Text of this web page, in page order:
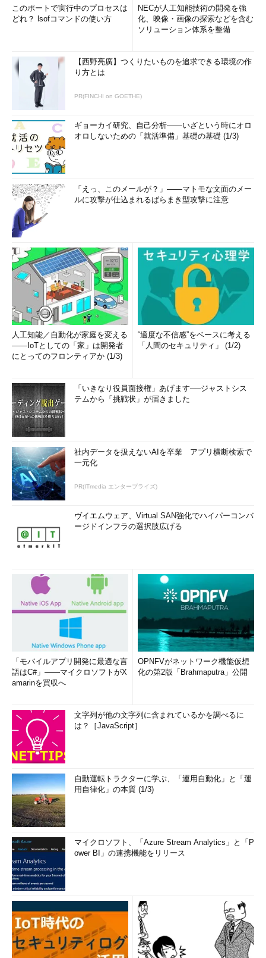
このポートで実行中のプロセスは
どれ？ lsofコマンドの使い方
NECが人工知能技術の開発を強
化、映像・画像の探索などを含む
ソリューション体系を整備
【西野亮廣】つくりたいものを追求できる環境の作
り方とは
PR(FINCHI on GOETHE)
ギョーカイ研究、自己分析――いざという時にオロ
オロしないための「就活準備」基礎の基礎 (1/3)
「えっ、このメールが？」――マトモな文面のメー
ルに攻撃が仕込まれるばらまき型攻撃に注意
人工知能／自動化が家庭を変える
――IoTとしての「家」は開発者
にとってのフロンティアか (1/3)
“適度な不信感”をベースに考える
「人間のセキュリティ」 (1/2)
「いきなり役員面接権」あげます──ジャストシス
テムから「挑戦状」が届きました
社内データを扱えないAIを卒業 アプリ横断検索で
一元化
PR(ITmedia エンタープライズ)
ヴイエムウェア、Virtual SAN強化でハイパーコンバ
ージドインフラの選択肢広げる
「モバイルアプリ開発に最適な言
語はC#」――マイクロソフトがX
amarinを買収へ
OPNFVがネットワーク機能仮想
化の第2版「Brahmaputra」公開
文字列が他の文字列に含まれているかを調べるに
は？［JavaScript］
自動運転トラクターに学ぶ、「運用自動化」と「運
用自律化」の本質 (1/3)
マイクロソフト、「Azure Stream Analytics」と「P
ower BI」の連携機能をリリース